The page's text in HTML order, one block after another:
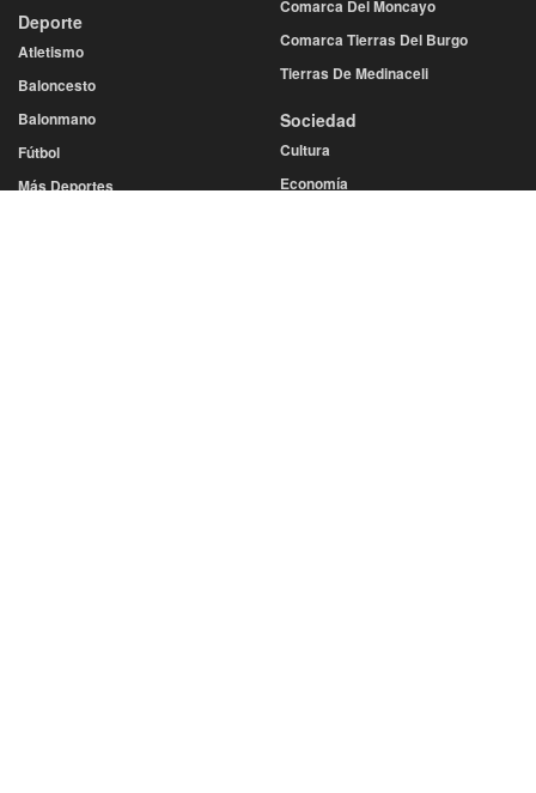
Deporte
Atletismo
Baloncesto
Balonmano
Fútbol
Más Deportes
Comarca Del Moncayo
Comarca Tierras Del Burgo
Tierras De Medinaceli
Sociedad
Cultura
Economía